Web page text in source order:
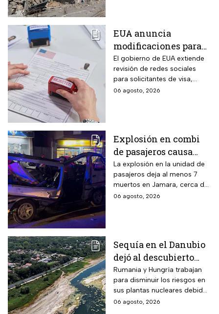
EUA anuncia
modificaciones para
el trámite de la visa:
mexicanos deberán
cumplir nueva
medida
El gobierno de EUA extiende
revisión de redes sociales
para solicitantes de visa,
incluyendo mexicanos y
06 agosto, 2026
Explosión en combi
de pasajeros causa
terror en las calles de
Jaramana en Damasco
La explosión en la unidad de
pasajeros deja al menos 7
muertos en Jamara, cerca de
Damasco; autoridades
06 agosto, 2026
Sequía en el Danubio
dejó al descubierto
buques de la Segunda
Guerra Mundial
Rumania y Hungría trabajan
para disminuir los riesgos en
sus plantas nucleares debido
a los mínimos históricos
06 agosto, 2026